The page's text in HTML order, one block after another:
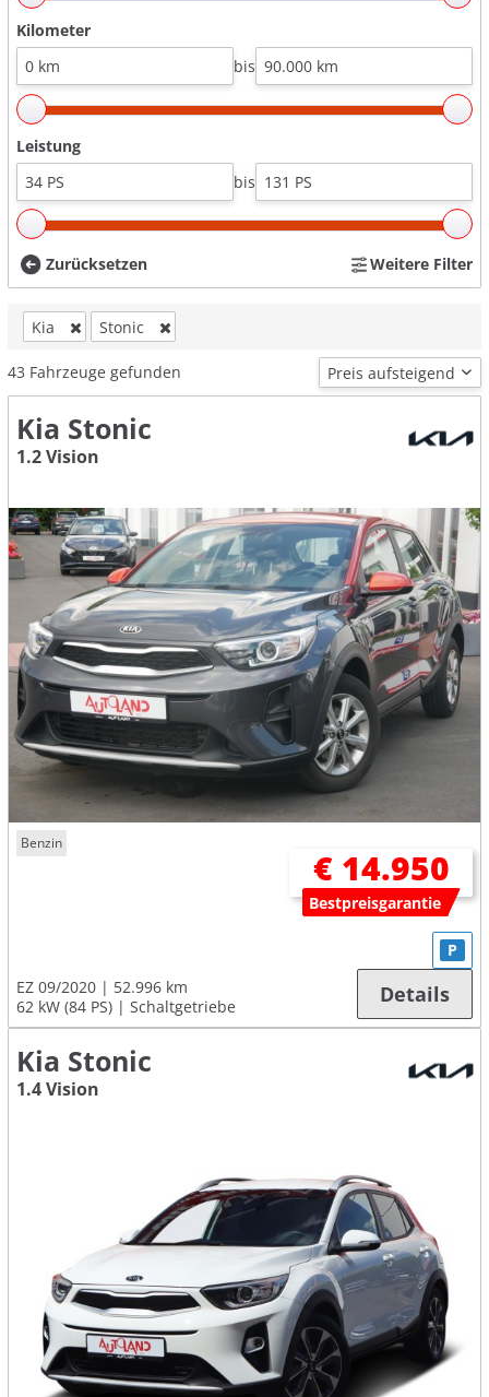
Kilometer
bis
Leistung
bis
Zurücksetzen Weitere Filter
Kia Stonic
43 Fahrzeuge gefunden
Kia Stonic
1.2 Vision
Benzin
€ 14.950
Bestpreisgarantie
EZ 09/2020
52.996 km
62 kW (84 PS)
Schaltgetriebe
P
Details
Kia Stonic
1.4 Vision